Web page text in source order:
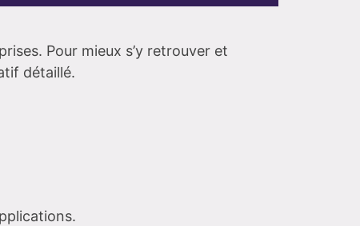
Pour mieux s’y retrouver et
détaillé.